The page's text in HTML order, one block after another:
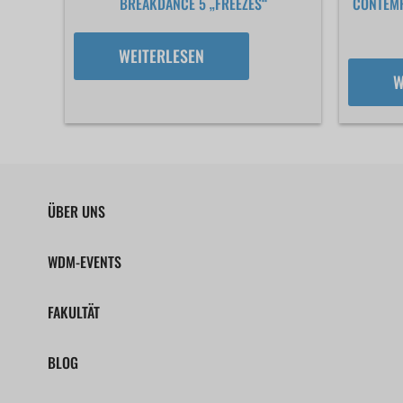
WEITERLESEN
ÜBER UNS
WDM-EVENTS
FAKULTÄT
BLOG